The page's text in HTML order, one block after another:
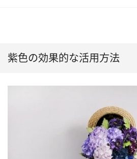
紫色の効果的な活用方法